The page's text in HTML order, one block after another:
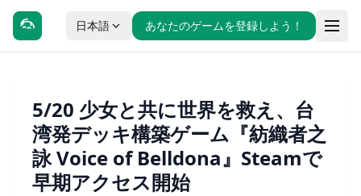
日本語 あなたのゲームを登録しよう！
5/20 少女と共に世界を救え、台
湾発デッキ構築ゲーム『紡織者之
詠 Voice of Belldona』Steamで
早期アクセス開始